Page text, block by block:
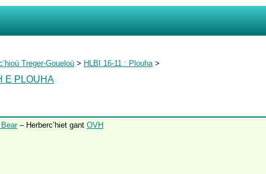
Treger-Goueloù > HLBI 16-11 : Plouha>
E PLOUHA
– Herberc’hiet gant OVH